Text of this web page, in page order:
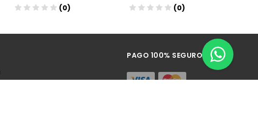
(0) (0)
PAGO 100% SEGURO